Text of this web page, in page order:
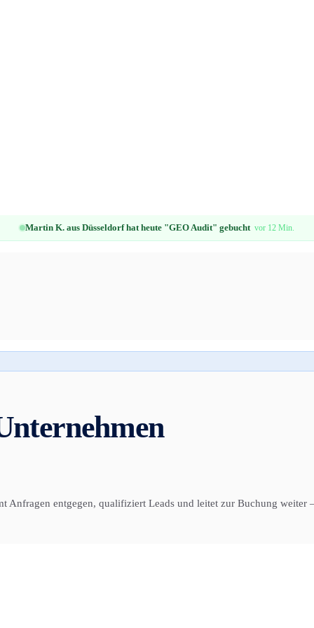
Martin K. aus Düsseldorf hat heute "GEO Audit" gebucht vor 12 Min.
Anfragen entgegen, qualifiziert Leads und leitet zur Buchung